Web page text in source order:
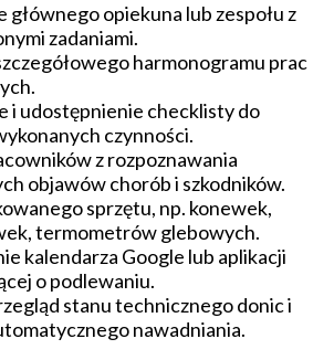
głównego opiekuna lub zespołu z
zadaniami.
harmonogramu prac
i udostępnienie checklisty do
czynności.
z rozpoznawania
objawów chorób i szkodników.
sprzętu, np. konewek,
termometrów glebowych.
kalendarza Google lub aplikacji
o podlewaniu.
stanu technicznego donic i
nawadniania.